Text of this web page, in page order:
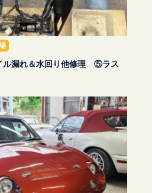
ル漏れ＆水回り他修理 ⑤ラス